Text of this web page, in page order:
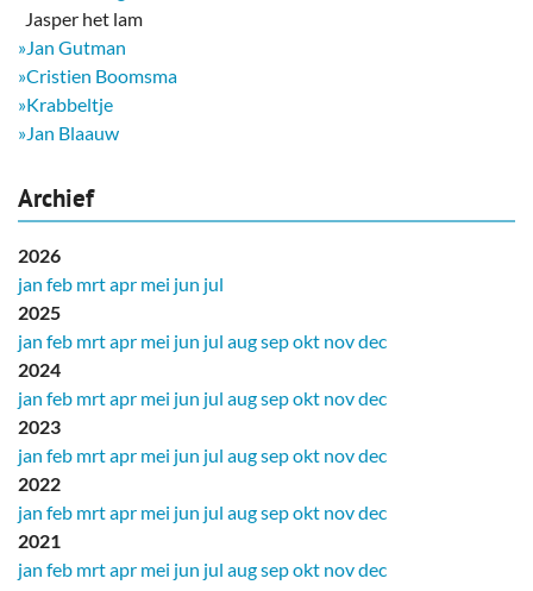
​ Jasper het lam
»Jan Gutman
»Cristien Boomsma
»Krabbeltje
»Jan Blaauw
Archief
2026
jan feb mrtapr mei jun jul
2025
jan feb mrtapr mei jun jul augsepokt novdec
2024
jan feb mrtapr mei jun jul augsepokt novdec
2023
jan feb mrtapr mei jun jul augsepokt novdec
2022
jan feb mrtapr mei jun jul augsepokt novdec
2021
jan feb mrtapr mei jun jul augsepokt novdec